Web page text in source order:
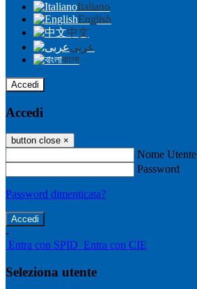
Italiano
English
中文
عربى
বাংলা
Accedi
Accedi
button close ×
Nome Utente
Password
Password dimenticata?
-
Entra con SPID Entra con CIE
Seleziona utente